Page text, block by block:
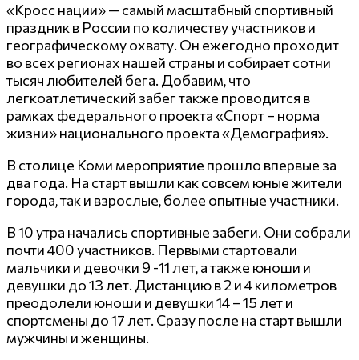
«Кросс нации» — самый масштабный спортивный
праздник в России по количеству участников и
географическому охвату. Он ежегодно проходит
во всех регионах нашей страны и собирает сотни
тысяч любителей бега. Добавим, что
легкоатлетический забег также проводится в
рамках федерального проекта «Спорт – норма
жизни» национального проекта «Демография».
В столице Коми мероприятие прошло впервые за
два года. На старт вышли как совсем юные жители
города, так и взрослые, более опытные участники.
В 10 утра начались спортивные забеги. Они собрали
почти 400 участников. Первыми стартовали
мальчики и девочки 9 -11 лет, а также юноши и
девушки до 13 лет. Дистанцию в 2 и 4 километров
преодолели юноши и девушки 14 – 15 лет и
спортсмены до 17 лет. Сразу после на старт вышли
мужчины и женщины.